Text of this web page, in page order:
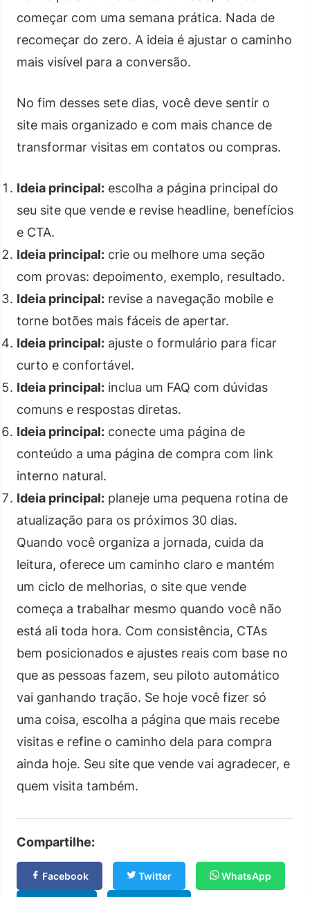
começar com uma semana prática. Nada de
recomeçar do zero. A ideia é ajustar o caminho
mais visível para a conversão.
No fim desses sete dias, você deve sentir o
site mais organizado e com mais chance de
transformar visitas em contatos ou compras.
Ideia principal: escolha a página principal do
seu site que vende e revise headline, benefícios
e CTA.
Ideia principal: crie ou melhore uma seção
com provas: depoimento, exemplo, resultado.
Ideia principal: revise a navegação mobile e
torne botões mais fáceis de apertar.
Ideia principal: ajuste o formulário para ficar
curto e confortável.
Ideia principal: inclua um FAQ com dúvidas
comuns e respostas diretas.
Ideia principal: conecte uma página de
conteúdo a uma página de compra com link
interno natural.
Ideia principal: planeje uma pequena rotina de
atualização para os próximos 30 dias.
Quando você organiza a jornada, cuida da
leitura, oferece um caminho claro e mantém
um ciclo de melhorias, o site que vende
começa a trabalhar mesmo quando você não
está ali toda hora. Com consistência, CTAs
bem posicionados e ajustes reais com base no
que as pessoas fazem, seu piloto automático
vai ganhando tração. Se hoje você fizer só
uma coisa, escolha a página que mais recebe
visitas e refine o caminho dela para compra
ainda hoje. Seu site que vende vai agradecer, e
quem visita também.
Compartilhe:
Facebook Twitter WhatsApp